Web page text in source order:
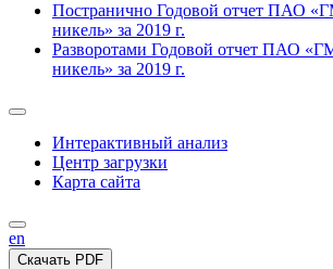
Постранично Годовой отчет ПАО
никель» за 2019 г.
Разворотами Годовой отчет ПАО
никель» за 2019 г.
Интерактивный анализ
Центр загрузки
Карта сайта
en
Скачать PDF